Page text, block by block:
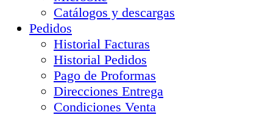
Catálogos y descargas
Pedidos
Historial Facturas
Historial Pedidos
Pago de Proformas
Direcciones Entrega
Condiciones Venta